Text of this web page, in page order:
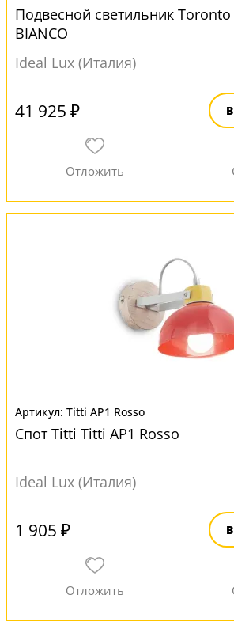
Подвесной светильник Toronto
BIANCO
Ideal Lux (Италия)
41 925 ₽
Titti AP1 Rosso
Спот Titti Titti AP1 Rosso
Ideal Lux (Италия)
1 905 ₽